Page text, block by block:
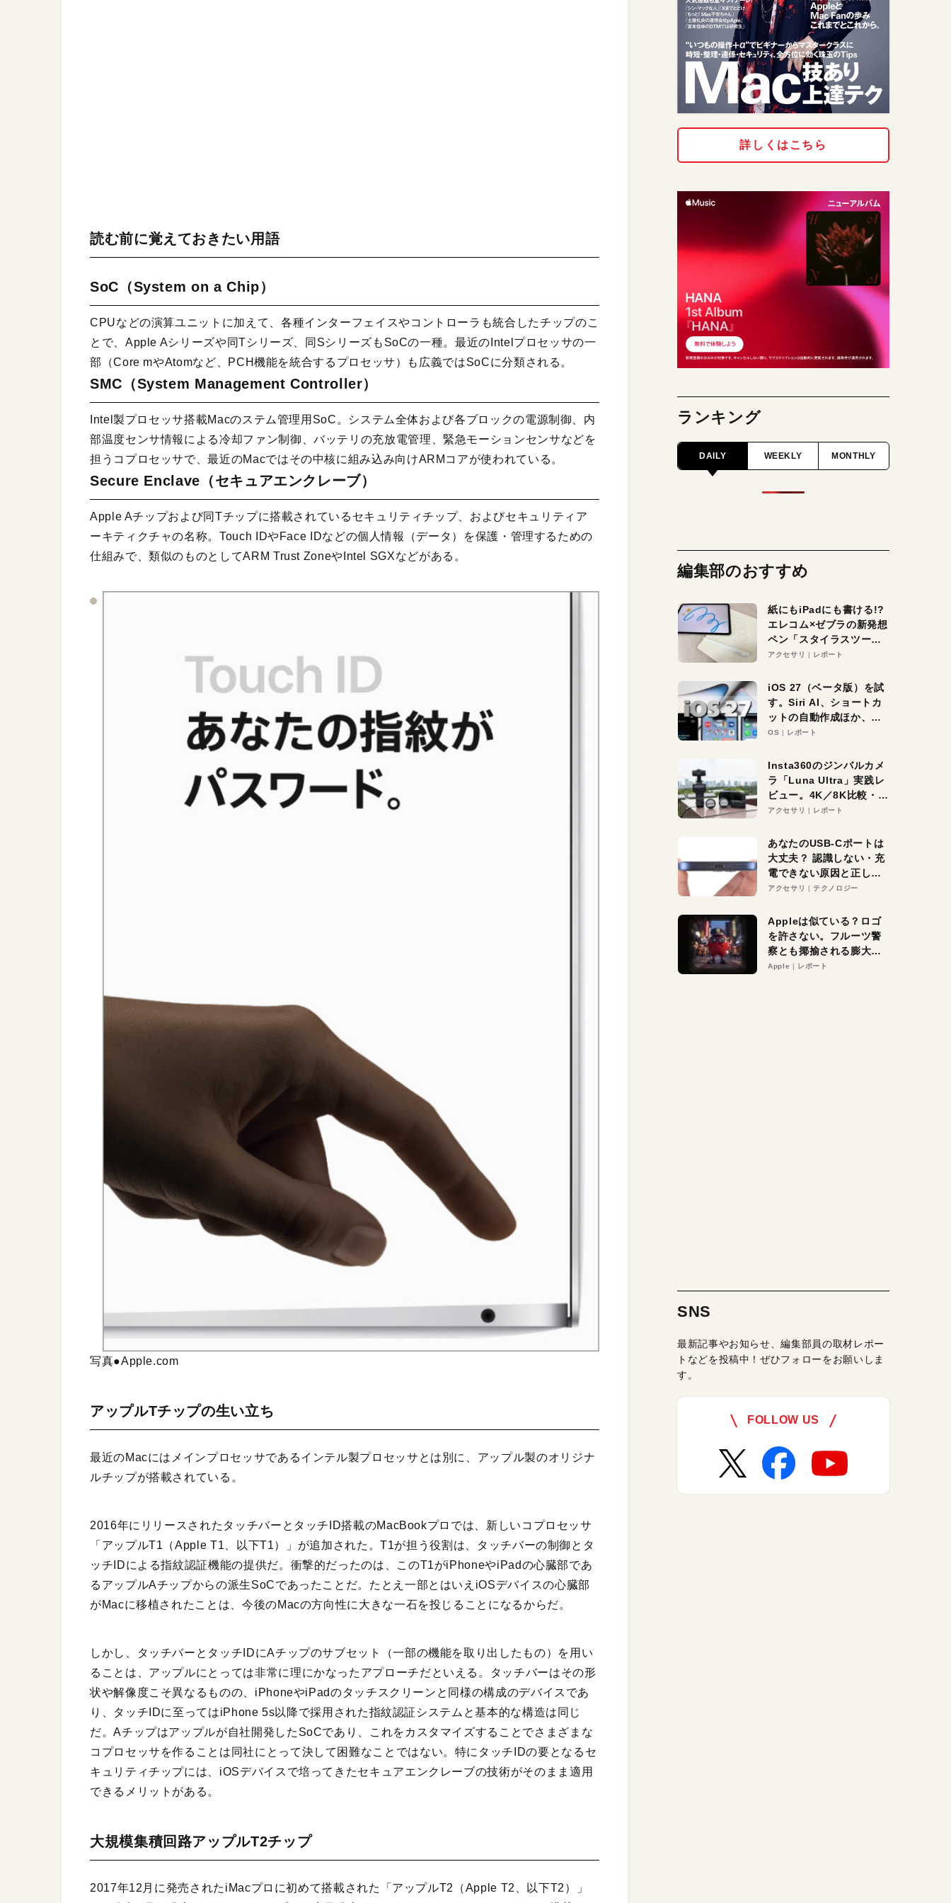
読む前に覚えておきたい用語
SoC（System on a Chip）
CPUなどの演算ユニットに加えて、各種インターフェイスやコントローラも統合したチップのこ
とで、Apple Aシリーズや同Tシリーズ、同SシリーズもSoCの一種。最近のIntelプロセッサの一
部（Core mやAtomなど、PCH機能を統合するプロセッサ）も広義ではSoCに分類される。
SMC（System Management Controller）
Intel製プロセッサ搭載Macのステム管理用SoC。システム全体および各ブロックの電源制御、内
部温度センサ情報による冷却ファン制御、バッテリの充放電管理、緊急モーションセンサなどを
担うコプロセッサで、最近のMacではその中核に組み込み向けARMコアが使われている。
Secure Enclave（セキュアエンクレーブ）
Apple Aチップおよび同Tチップに搭載されているセキュリティチップ、およびセキュリティア
ーキティクチャの名称。Touch IDやFace IDなどの個人情報（データ）を保護・管理するための
仕組みで、類似のものとしてARM Trust ZoneやIntel SGXなどがある。
写真●Apple.com
アップルTチップの生い立ち
最近のMacにはメインプロセッサであるインテル製プロセッサとは別に、アップル製のオリジナ
ルチップが搭載されている。
2016年にリリースされたタッチバーとタッチID搭載のMacBookプロでは、新しいコプロセッサ
「アップルT1（Apple T1、以下T1）」が追加された。T1が担う役割は、タッチバーの制御とタ
ッチIDによる指紋認証機能の提供だ。衝撃的だったのは、このT1がiPhoneやiPadの心臓部であ
るアップルAチップからの派生SoCであったことだ。たとえ一部とはいえiOSデバイスの心臓部
がMacに移植されたことは、今後のMacの方向性に大きな一石を投じることになるからだ。
しかし、タッチバーとタッチIDにAチップのサブセット（一部の機能を取り出したもの）を用い
ることは、アップルにとっては非常に理にかなったアプローチだといえる。タッチバーはその形
状や解像度こそ異なるものの、iPhoneやiPadのタッチスクリーンと同様の構成のデバイスであ
り、タッチIDに至ってはiPhone 5s以降で採用された指紋認証システムと基本的な構造は同じ
だ。Aチップはアップルが自社開発したSoCであり、これをカスタマイズすることでさまざまな
コプロセッサを作ることは同社にとって決して困難なことではない。特にタッチIDの要となるセ
キュリティチップには、iOSデバイスで培ってきたセキュアエンクレーブの技術がそのまま適用
できるメリットがある。
大規模集積回路アップルT2チップ
2017年12月に発売されたiMacプロに初めて搭載された「アップルT2（Apple T2、以下T2）」
詳しくはこちら
ランキング
DAILY WEEKLY MONTHLY
編集部のおすすめ
紙にもiPadにも書ける!?
エレコム×ゼブラの新発想
ペン「スタイラスツーウ
ェイ」レビュー。持ち替
アクセサリ レポート
iOS 27（ベータ版）を試
す。Siri AI、ショートカ
ットの自動作成ほか、期
待大の便利機能5選。
る未来はすぐそこ！
OS レポート
Insta360のジンバルカメ
ラ「Luna Ultra」実践レ
ビュー。4K／8K比較・ズ
ーム・夜間撮影をチェッ
アクセサリ レポート
あなたのUSB-Cポートは
大丈夫？ 認識しない・充
電できない原因と正しい
対策
アクセサリ テクノロジー
Appleは似ている？ロゴ
を許さない。フルーツ警
察とも揶揄される膨大な
異議申し立て。対象は非
Apple レポート
SNS
最新記事やお知らせ、編集部員の取材レポー
トなどを投稿中！ぜひフォローをお願いしま
す。
FOLLOW US